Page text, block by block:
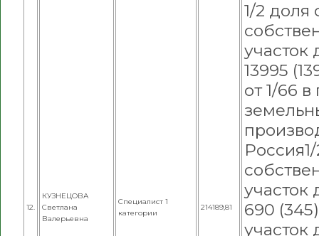
12.
КУЗНЕЦОВА
Светлана
Валерьевна
Специалист 1
категории
214189,81
1/2 доля
участок
13995
от 1/66
Россия
участок
690
участок